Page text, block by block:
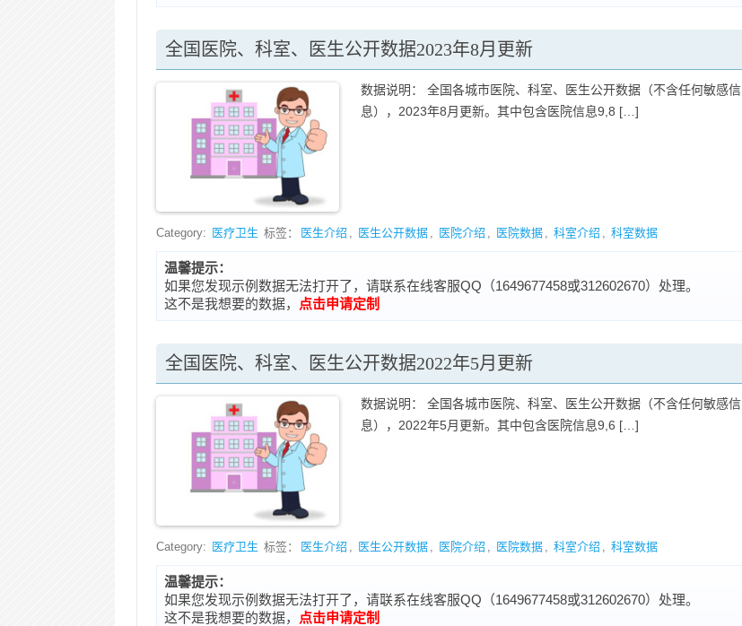
全国医院、科室、医生公开数据2023年8月更新
数据说明： 全国各城市医院、科室、医生公开数据（不含任何敏感信
息），2023年8月更新。其中包含医院信息9,8 […]
Category: 医疗卫生 标签： 医生介绍 , 医生公开数据 , 医院介绍 , 医院数据 , 科室介绍 , 科室数据
温馨提示：
如果您发现示例数据无法打开了，请联系在线客服QQ（1649677458或312602670）处理。
这不是我想要的数据，
点击申请定制
全国医院、科室、医生公开数据2022年5月更新
数据说明： 全国各城市医院、科室、医生公开数据（不含任何敏感信
息），2022年5月更新。其中包含医院信息9,6 […]
Category: 医疗卫生 标签： 医生介绍 , 医生公开数据 , 医院介绍 , 医院数据 , 科室介绍 , 科室数据
温馨提示：
如果您发现示例数据无法打开了，请联系在线客服QQ（1649677458或312602670）处理。
这不是我想要的数据，
点击申请定制